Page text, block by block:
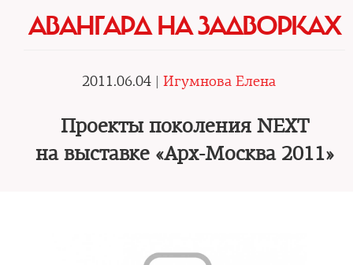
АВАНГАРД НА ЗАДВОРКАХ
2011.06.04 | Игумнова Елена
Проекты поколения NEXT
на выставке «Арх-Москва 2011»